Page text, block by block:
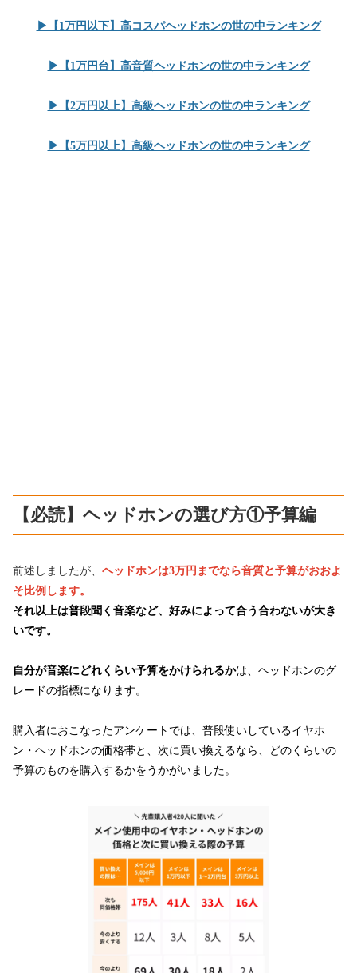
▶︎【1万円以下】高コスパヘッドホンの世の中ランキング
▶︎【1万円台】高音質ヘッドホンの世の中ランキング
▶︎【2万円以上】高級ヘッドホンの世の中ランキング
▶︎【5万円以上】高級ヘッドホンの世の中ランキング
【必読】ヘッドホンの選び方①予算編
前述しましたが、 ヘッドホンは3万円までなら音質と予算がおおよ
そ比例します。
それ以上は普段聞く音楽など、好みによって合う合わないが大き
いです。
自分が音楽にどれくらい予算をかけられるかは、ヘッドホンのグ
レードの指標になります。
購入者におこなったアンケートでは、普段使いしているイヤホ
ン・ヘッドホンの価格帯と、次に買い換えるなら、どのくらいの
予算のものを購入するかをうかがいました。